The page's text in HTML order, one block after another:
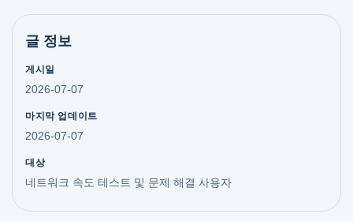
글 정보
게시일
2026-07-07
마지막 업데이트
2026-07-07
대상
네트워크 속도 테스트 및 문제 해결 사용자